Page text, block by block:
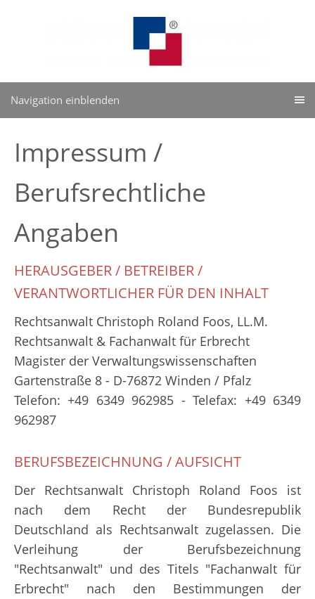
Navigation einblenden
Impressum /
Berufsrechtliche
Angaben
HERAUSGEBER / BETREIBER /
VERANTWORTLICHER FÜR DEN INHALT
Rechtsanwalt Christoph Roland Foos, LL.M.
Rechtsanwalt & Fachanwalt für Erbrecht
Magister der Verwaltungswissenschaften
Gartenstraße 8 - D-76872 Winden / Pfalz
Telefon: +49 6349 962985 - Telefax: +49 6349
962987
BERUFSBEZEICHNUNG / AUFSICHT
Der Rechtsanwalt Christoph Roland Foos ist
nach dem Recht der Bundesrepublik
Deutschland als Rechtsanwalt zugelassen. Die
Verleihung der Berufsbezeichnung
"Rechtsanwalt" und des Titels "Fachanwalt für
Erbrecht" nach den Bestimmungen der